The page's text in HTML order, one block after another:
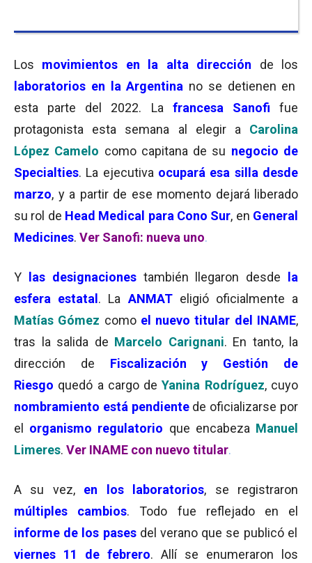
Los movimientos en la alta dirección
de los
laboratorios en la Argentina no se detienen en
esta parte del 2022. La francesa Sanofi
fue
protagonista esta semana al elegir a Carolina
López Camelo como capitana de su negocio de
Specialties. La ejecutiva ocupará esa silla desde
marzo, y a partir de ese momento dejará liberado
su rol de Head Medical para Cono Sur, en General
Medicines. Ver Sanofi: nueva uno.
Y las designacionestambién llegaron desde
la
esfera estatal . La ANMATeligió oficialmente a
Matías Gómez comoel nuevo titular del INAME,
tras la salida de Marcelo Carignani. En tanto, la
dirección de Fiscalización y Gestión de
Riesgo quedó a cargo deYanina Rodríguez, cuyo
nombramiento está pendientede oficializarse por
el organismo regulatorio que encabeza Manuel
Limeres. Ver INAME con nuevo titular.
A su vez, en los laboratorios, se registraron
múltiples cambios. Todo fue reflejado en el
informe de los pases del verano que se publicó el
viernes 11 de febrero. Allí se enumeraron los